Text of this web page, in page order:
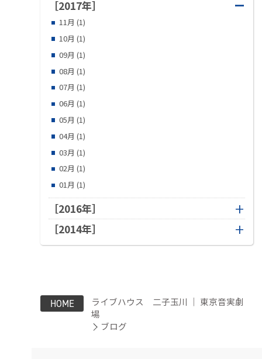
［2017年］ ー
11月 (1)
10月 (1)
09月 (1)
08月 (1)
07月 (1)
06月 (1)
05月 (1)
04月 (1)
03月 (1)
02月 (1)
01月 (1)
［2016年］
［2014年］
HOME
ライブハウス 二子玉川 ｜ 東京音実劇
場
ブログ